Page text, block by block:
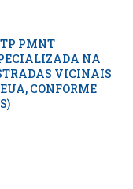
TP PMNT
NA
VICINAIS
CONFORME